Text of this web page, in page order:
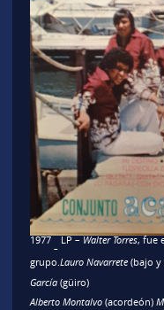
1977
–
LP – Walter Torres, fue
grupo.Lauro Navarrete (bajo y
García (güiro)
Alberto Montalvo (acordeón)